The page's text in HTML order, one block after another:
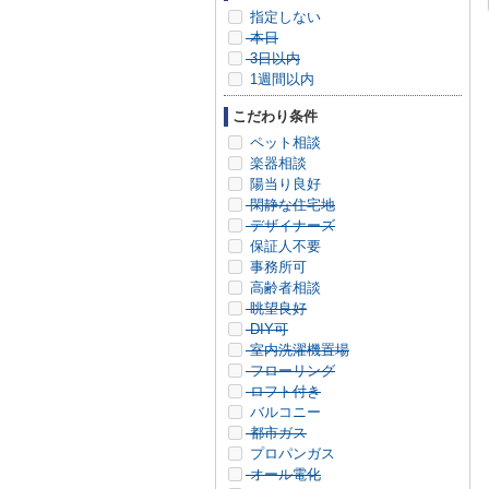
指定しない
本日
3日以内
1週間以内
こだわり条件
ペット相談
楽器相談
陽当り良好
閑静な住宅地
デザイナーズ
保証人不要
事務所可
高齢者相談
眺望良好
DIY可
室内洗濯機置場
フローリング
ロフト付き
バルコニー
都市ガス
プロパンガス
オール電化